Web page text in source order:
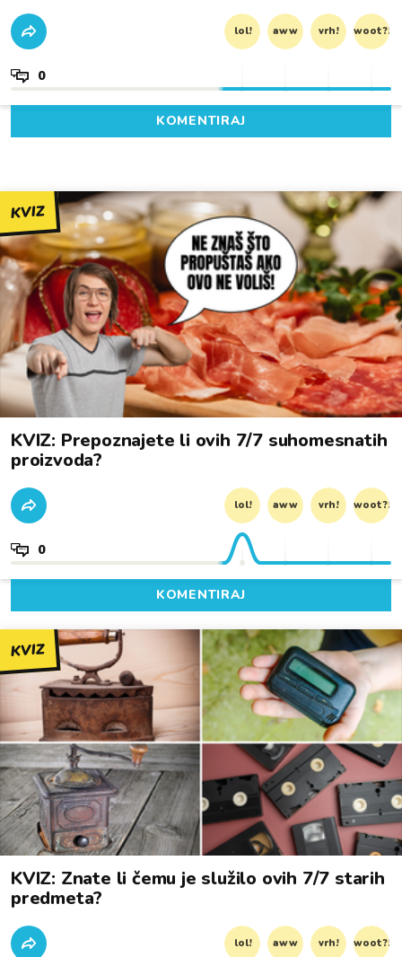
lol! aww vrh! woot?!
0
KOMENTIRAJ
KVIZ
KVIZ: Prepoznajete li ovih 7/7 suhomesnatih
proizvoda?
lol! aww vrh! woot?!
0
KOMENTIRAJ
KVIZ
KVIZ: Znate li čemu je služilo ovih 7/7 starih
predmeta?
lol! aww vrh! woot?!